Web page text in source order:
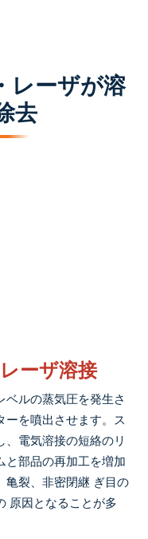
レーザが溶
去
ーザ溶接
ルの蒸気圧を発生さ
ーを噴出させます。ス
電気溶接の短絡のリ
と部品の再加工を増加
亀裂、非密閉継 ぎ目の
原因となることが多